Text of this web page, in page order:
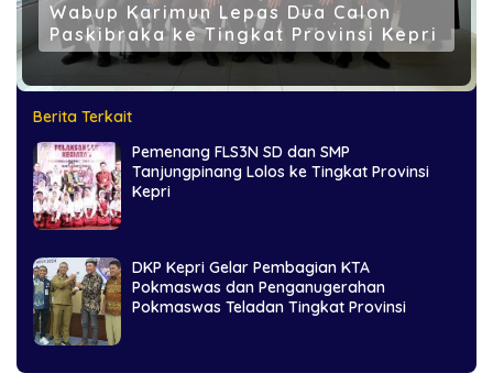
Wabup Karimun Lepas Dua Calon
Paskibraka ke Tingkat Provinsi Kepri
Berita Terkait
Pemenang FLS3N SD dan SMP
Tanjungpinang Lolos ke Tingkat Provinsi
Kepri
DKP Kepri Gelar Pembagian KTA
Pokmaswas dan Penganugerahan
Pokmaswas Teladan Tingkat Provinsi